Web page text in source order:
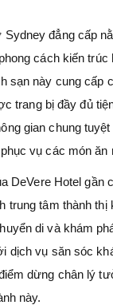
Sydney đẳng cấp
cách kiến trúc
sạn này cung cấp
trang bị đầy đủ
gian chung
vụ các món ăn
DeVere Hotel gần
trung tâm thành thị
di và khám
dịch vụ săn sóc
dừng chân lý
này.